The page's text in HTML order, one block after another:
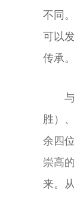
不同
可以
传承。
胜）
余四
崇高
来。